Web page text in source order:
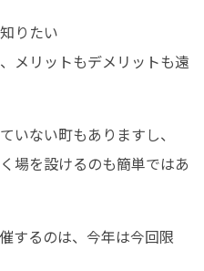
りたい
メリットもデメリットも遠
いない町もありますし、
場を設けるのも簡単ではあ
するのは、今年は今回限